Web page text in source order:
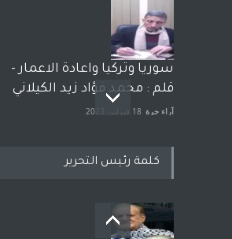
سوريا وتركيا واعادة الاعمار -
قلم : محمد فؤاد زيد الكيلاني
آراء حرة 18 فبراير، 2023
بعد معارك قضائية طاحنة كتب
وترافع فيها بنفسه مرة اخرى..
كلمة رئيس التحرير